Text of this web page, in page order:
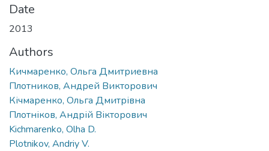
Date
2013
Authors
Кичмаренко, Ольга Дмитриевна
Плотников, Андрей Викторович
Кічмаренко, Ольга Дмитрівна
Плотніков, Андрій Вікторович
Kichmarenko, Olha D.
Plotnikov, Andriy V.